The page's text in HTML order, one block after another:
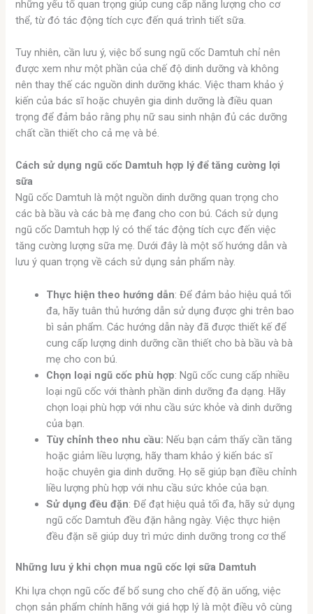
những yếu tố quan trọng giúp cung cấp năng lượng cho cơ
thể, từ đó tác động tích cực đến quá trình tiết sữa.
Tuy nhiên, cần lưu ý, việc bổ sung ngũ cốc Damtuh chỉ nên
được xem như một phần của chế độ dinh dưỡng và không
nên thay thế các nguồn dinh dưỡng khác. Việc tham khảo ý
kiến của bác sĩ hoặc chuyên gia dinh dưỡng là điều quan
trọng để đảm bảo rằng phụ nữ sau sinh nhận đủ các dưỡng
chất cần thiết cho cả mẹ và bé.
Cách sử dụng ngũ cốc Damtuh hợp lý để tăng cường lợi
sữa
Ngũ cốc Damtuh là một nguồn dinh dưỡng quan trọng cho
các bà bầu và các bà mẹ đang cho con bú. Cách sử dụng
ngũ cốc Damtuh hợp lý có thể tác động tích cực đến việc
tăng cường lượng sữa mẹ. Dưới đây là một số hướng dẫn và
lưu ý quan trọng về cách sử dụng sản phẩm này.
Thực hiện theo hướng dẫn: Để đảm bảo hiệu quả tối
đa, hãy tuân thủ hướng dẫn sử dụng được ghi trên bao
bì sản phẩm. Các hướng dẫn này đã được thiết kế để
cung cấp lượng dinh dưỡng cần thiết cho bà bầu và bà
mẹ cho con bú.
Chọn loại ngũ cốc phù hợp: Ngũ cốc cung cấp nhiều
loại ngũ cốc với thành phần dinh dưỡng đa dạng. Hãy
chọn loại phù hợp với nhu cầu sức khỏe và dinh dưỡng
của bạn.
Tùy chỉnh theo nhu cầu: Nếu bạn cảm thấy cần tăng
hoặc giảm liều lượng, hãy tham khảo ý kiến ​​bác sĩ
hoặc chuyên gia dinh dưỡng. Họ sẽ giúp bạn điều chỉnh
liều lượng phù hợp với nhu cầu sức khỏe của bạn.
Sử dụng đều đặn: Để đạt hiệu quả tối đa, hãy sử dụng
ngũ cốc Damtuh đều đặn hằng ngày. Việc thực hiện
đều đặn sẽ giúp duy trì mức dinh dưỡng trong cơ thể
Những lưu ý khi chọn mua ngũ cốc lợi sữa Damtuh
Khi lựa chọn ngũ cốc để bổ sung cho chế độ ăn uống, việc
chọn sản phẩm chính hãng với giá hợp lý là một điều vô cùng